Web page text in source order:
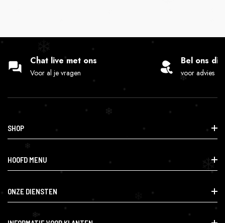
Chat live met ons
Voor al je vragen
Bel ons
voor advies
SHOP
Info@lafumette.nl
Haagweg 14, 4814 GD Breda
0624555262
HOOFD MENU
Smartshop
CBD & Gezondheid
Research & Speciaal
ONZE DIENSTEN
Smartshop